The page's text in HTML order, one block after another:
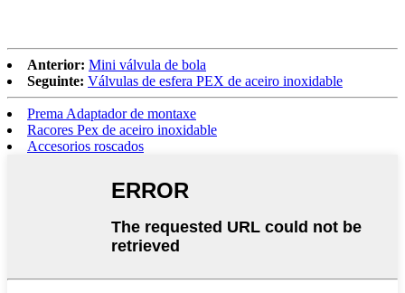
Anterior: Mini válvula de bola
Seguinte: Válvulas de esfera PEX de aceiro inoxidable
Prema Adaptador de montaxe
Racores Pex de aceiro inoxidable
Accesorios roscados